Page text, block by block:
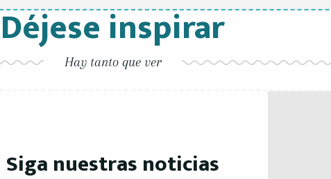
Déjese inspirar
Hay tanto que ver
Pesca-turismo: la
Siga nuestras noticias